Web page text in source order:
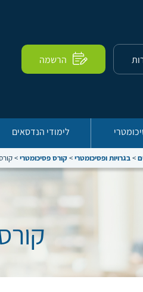
הרשמה
לימודי הנדסאים
>בגרויות ופסיכומטרי>קורס פסיכומטרי>